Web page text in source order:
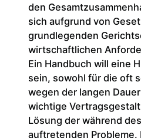
den
sich aufgrund von
grundlegenden
wirtschaftlichen
Ein Handbuch will eine
sein, sowohl für die oft
wegen der langen
wichtige
Lösung der während
auftretenden Probleme.